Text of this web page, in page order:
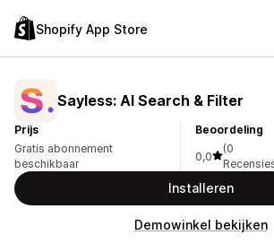
Shopify App Store
Sayless: AI Search & Filter
Prijs
Gratis abonnement
beschikbaar
Beoordeling
0,0
(0
Installeren
Demowinkel bekijken